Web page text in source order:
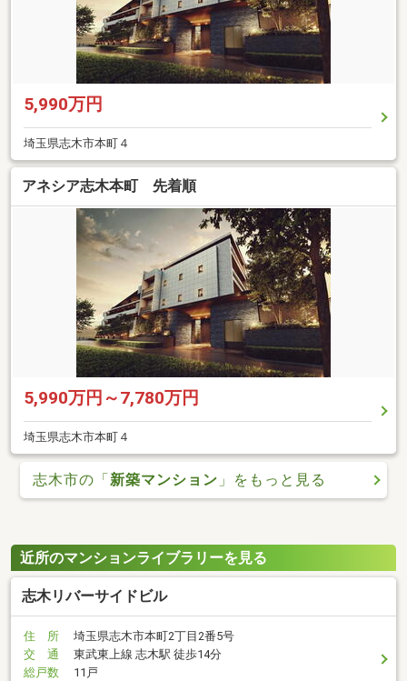
5,990万円
埼玉県志木市本町４
アネシア志木本町 先着順
5,990万円～7,780万円
埼玉県志木市本町４
志木市の「新築マンション 」をもっと見る
近所のマンションライブラリーを見る
志木リバーサイドビル
住 所
埼玉県志木市本町2丁目2番5号
交 通
東武東上線 志木駅 徒歩14分
総戸数
11戸